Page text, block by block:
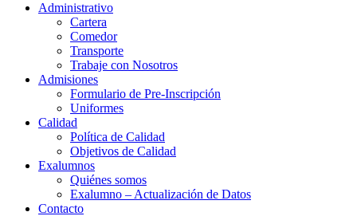
Administrativo
Cartera
Comedor
Transporte
Trabaje con Nosotros
Admisiones
Formulario de Pre-Inscripción
Uniformes
Calidad
Política de Calidad
Objetivos de Calidad
Exalumnos
Quiénes somos
Exalumno – Actualización de Datos
Contacto